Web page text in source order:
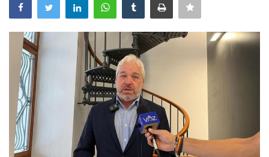
Entrevistas
Reportajes
Empresas
Mapa de Mazarrón